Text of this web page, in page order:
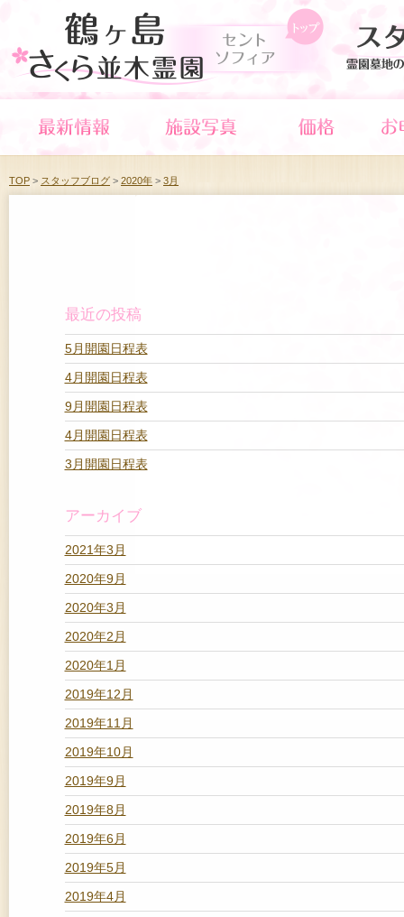
TOP > スタッフブログ > 2020年 > 3月
最近の投稿
5月開園日程表
4月開園日程表
9月開園日程表
4月開園日程表
3月開園日程表
アーカイブ
2021年3月
2020年9月
2020年3月
2020年2月
2020年1月
2019年12月
2019年11月
2019年10月
2019年9月
2019年8月
2019年6月
2019年5月
2019年4月